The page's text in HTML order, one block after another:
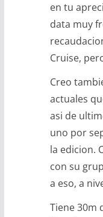
en tu
data muy
Cruise,
Creo
actuales
asi de
uno por
la edicion.
con su
a eso, a
Tiene 30m